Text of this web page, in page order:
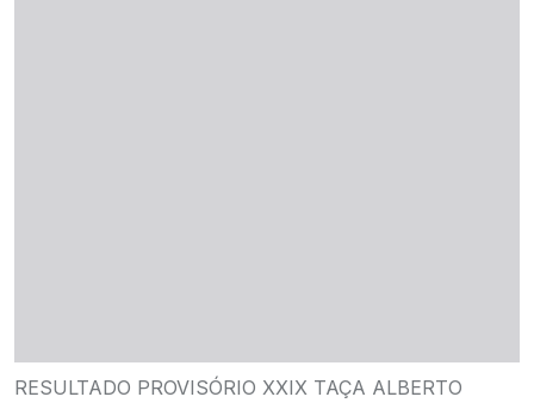
RESULTADO PROVISÓRIO XXIX TAÇA ALBERTO